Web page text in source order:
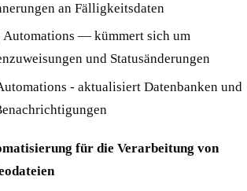
an Fälligkeitsdaten
— kümmert sich um
und Statusänderungen
- aktualisiert Datenbanken und
für die Verarbeitung von